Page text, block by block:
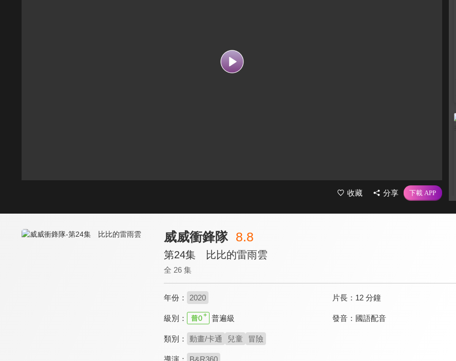
收藏 分享
威威衝鋒隊 8.8
第24集 比比的雷雨雲
全 26 集
年份： 2020 片長： 12 分鐘
級別： 普遍級 發音： 國語配音
類別： 動畫/卡通 兒童 冒險